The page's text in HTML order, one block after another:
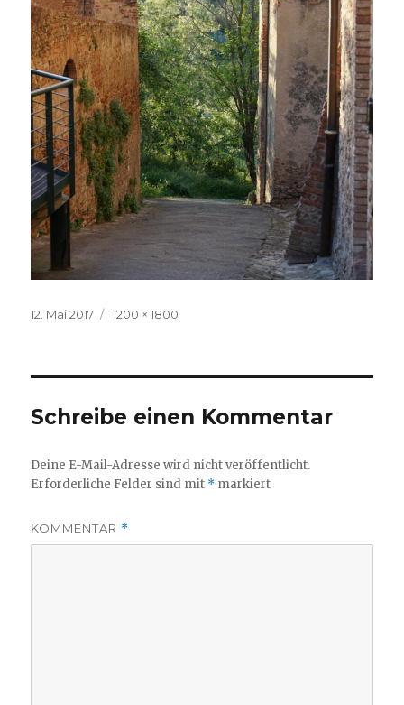
Veröffentlicht
12. Mai 2017
Volle
1200 × 1800
Schreibe einen Kommentar
Deine E-Mail-Adresse wird nicht veröffentlicht.
Erforderliche Felder sind mit * markiert
KOMMENTAR *